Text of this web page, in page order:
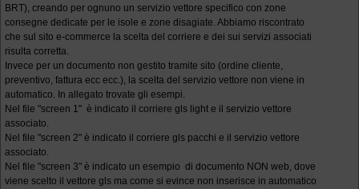
BRT), creando per ognuno un servizio vettore specifico con zone
consegne dedicate per le isole e zone disagiate. Abbiamo riscontrato
che sul sito e-commerce la scelta del corriere e dei sui servizi associati
risulta corretta.
Invece per un documento non gestito tramite sito (ordine cliente,
preventivo, fattura ecc ecc.), la scelta del servizio vettore non viene in
automatico. In allegato trovate gli esempi.
Nel file "screen 1" è indicato il corriere gls light e il servizio vettore
associato.
Nel file "screen 2" è indicato il corriere gls pacchi e il servizio vettore
associato.
Nel file "screen 3" è indicato un esempio di documento NON web, dove
viene scelto il vettore gls ma come si evince non inserisce in automatico